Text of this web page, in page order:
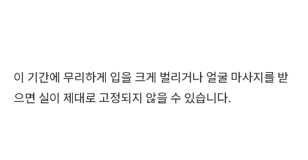
이 기간에 무리하게 입을 크게 벌리거나 얼굴 마사지를 받
으면 실이 제대로 고정되지 않을 수 있습니다.